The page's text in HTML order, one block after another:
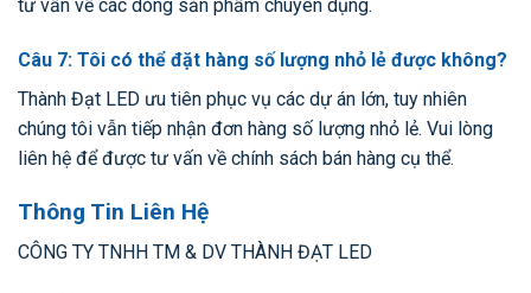
tư vấn về các dòng sản phẩm chuyên dụng.
Câu 7: Tôi có thể đặt hàng số lượng nhỏ lẻ được không?
Thành Đạt LED ưu tiên phục vụ các dự án lớn, tuy nhiên
chúng tôi vẫn tiếp nhận đơn hàng số lượng nhỏ lẻ. Vui lòng
liên hệ để được tư vấn về chính sách bán hàng cụ thể.
Thông Tin Liên Hệ
CÔNG TY TNHH TM & DV THÀNH ĐẠT LED